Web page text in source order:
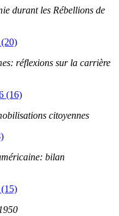
durant les Rébellions de
réflexions sur la carrière
(16)
citoyennes
bilan